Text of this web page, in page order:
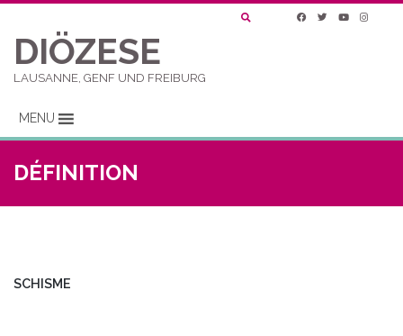
DIÖZESE
LAUSANNE, GENF UND FREIBURG
MENU
DÉFINITION
SCHISME